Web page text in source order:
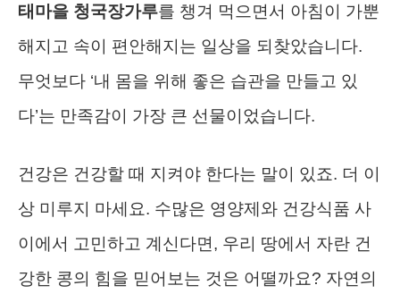
태마을 청국장가루를 챙겨 먹으면서 아침이 가뿐
해지고 속이 편안해지는 일상을 되찾았습니다.
무엇보다 ‘내 몸을 위해 좋은 습관을 만들고 있
다’는 만족감이 가장 큰 선물이었습니다.
건강은 건강할 때 지켜야 한다는 말이 있죠. 더 이
상 미루지 마세요. 수많은 영양제와 건강식품 사
이에서 고민하고 계신다면, 우리 땅에서 자란 건
강한 콩의 힘을 믿어보는 것은 어떨까요? 자연의